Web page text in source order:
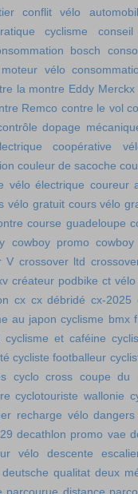
conflit vélo
cyclisme
bosch
vélo
la montre Eddy Merckx
Remco contre le vol
dopage
coopérative
couleur de sacoche
vélo électrique coureur
vélo gratuit cours vélo
course guadeloupe
cowboy promo
V crossover ltd
créateur podbike ct vélo
cx cx débridé cx-2025
au japon cyclisme bmx
cyclisme et caféine
cycliste footballeur
cyclo cross coupe du
cyclotouriste wallonie
recharge vélo
decathlon promo vae
vélo
descente
deutsche qualitat deux